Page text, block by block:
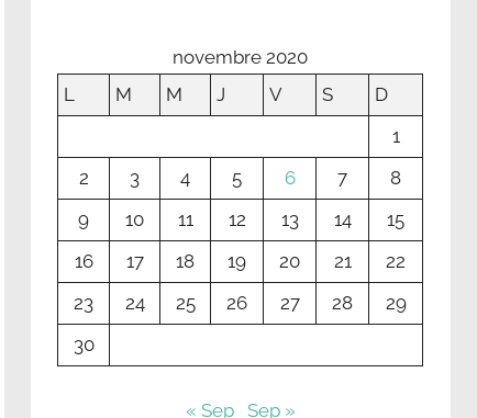
novembre 2020
L
M M J V S
D
1
2
3 4 5 6 7
8
9
10 11 12 13 14
15
16
17 18 19 20 21
22
23
24 25 26 27 28
29
30
« Sep Sep »